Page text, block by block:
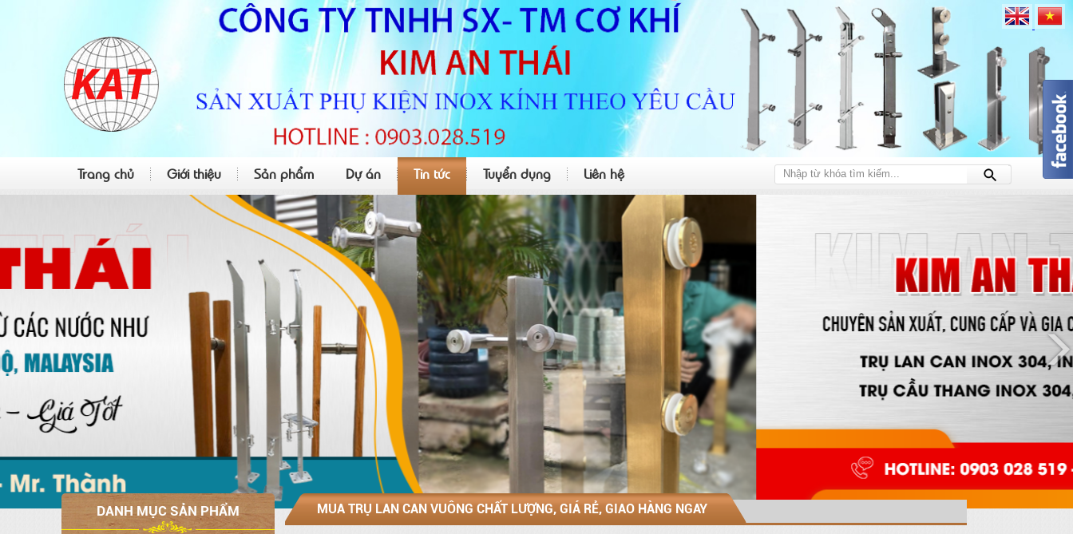
Trang chủ Giới thiệu Sản phẩm Dự án Tin tức Tuyển dụng Liên hệ
DANH MỤC SẢN PHẨM MUA TRỤ LAN CAN VUÔNG CHẤT LƯỢNG, GIÁ RẺ, GIAO HÀNG NGAY